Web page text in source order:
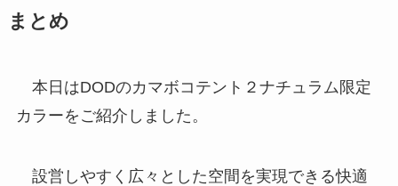
まとめ
本日はDODのカマボコテント２ナチュラム限定
カラーをご紹介しました。
設営しやすく広々とした空間を実現できる快適